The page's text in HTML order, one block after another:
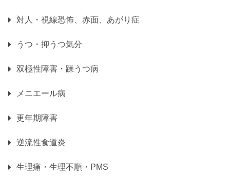
対人・視線恐怖、赤面、あがり症
うつ・抑うつ気分
双極性障害・躁うつ病
メニエール病
更年期障害
逆流性食道炎
生理痛・生理不順・PMS